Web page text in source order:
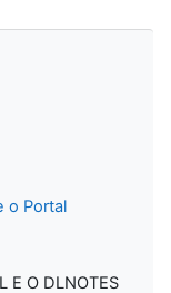
o Portal
E O DLNOTES